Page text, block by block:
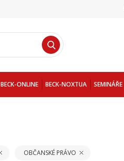
BECK-ONLINE BECK-NOXTUA SEMINÁŘE
OBČANSKÉ PRÁVO